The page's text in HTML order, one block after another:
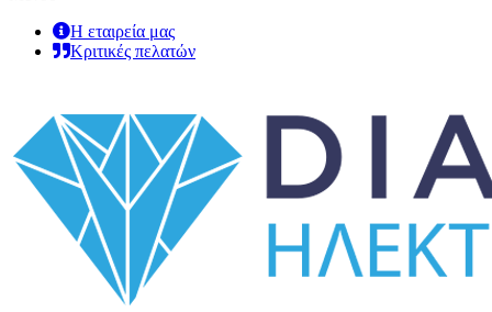
Η εταιρεία μας
Κριτικές πελατών